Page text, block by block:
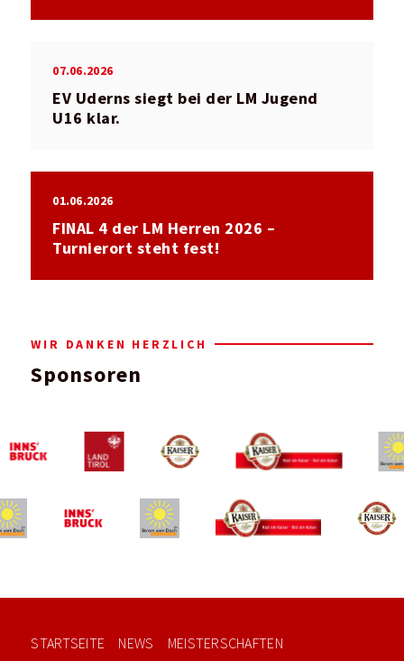
07.06.2026
EV Uderns siegt bei der LM Jugend
U16 klar.
01.06.2026
FINAL 4 der LM Herren 2026 –
Turnierort steht fest!
WIR DANKEN HERZLICH
Sponsoren
STARTSEITE NEWS MEISTERSCHAFTEN